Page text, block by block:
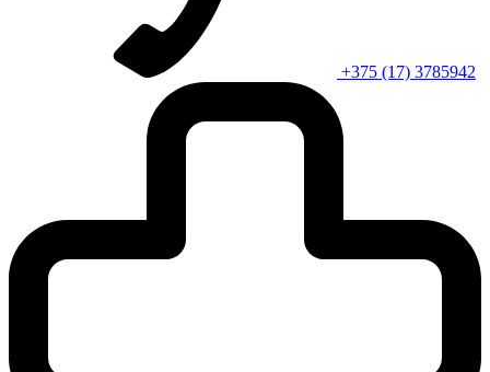
+375 (17) 3785942